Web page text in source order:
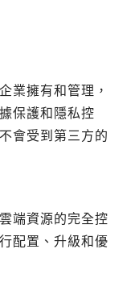
業擁有和管理，
保護和隱私控
會受到第三方的
端資源的完全控
配置、升級和優